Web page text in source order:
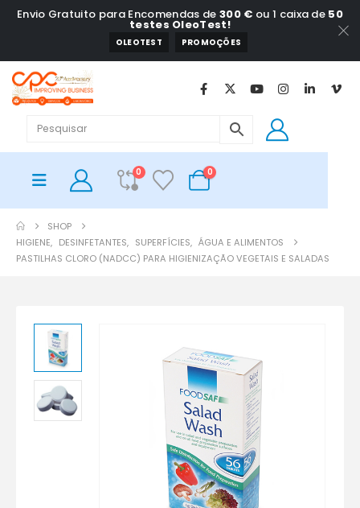
Envio Gratuito para Encomendas de 300 € ou 1 caixa de 50
testes OleoTest!
OLEOTEST PROMOÇÕES
0 0
SHOP
HIGIENE, DESINFETANTES, SUPERFÍCIES, ÁGUA E ALIMENTOS
PASTILHAS CLORO (NADCC) PARA HIGIENIZAÇÃO VEGETAIS E SALADAS